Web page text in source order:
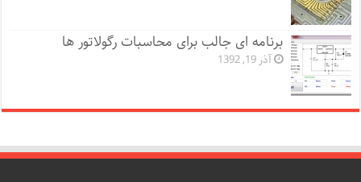
برنامه ای جالب برای محاسبات رگولاتور ها
آذر 19, 1392